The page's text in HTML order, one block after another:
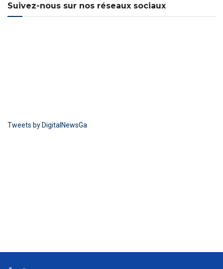
Suivez-nous sur nos réseaux sociaux
Tweets by DigitalNewsGa